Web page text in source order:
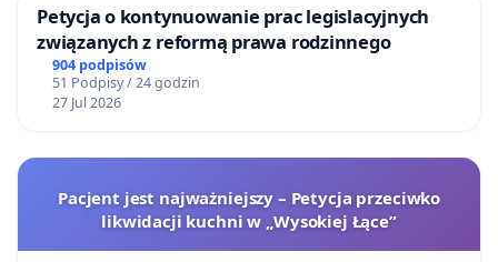
Petycja o kontynuowanie prac legislacyjnych
związanych z reformą prawa rodzinnego
904 podpisów
51 Podpisy / 24 godzin
27 Jul 2026
Pacjent jest najważniejszy – Petycja przeciwko
likwidacji kuchni w „Wysokiej Łące”